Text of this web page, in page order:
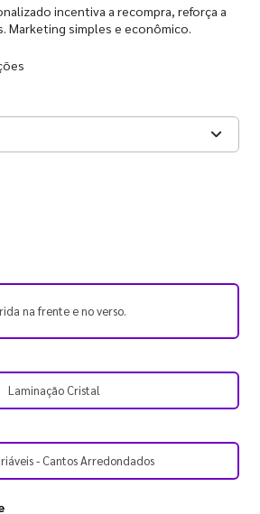
incentiva a recompra, reforça a
Marketing simples e econômico.
na frente e no verso.
Laminação Cristal
- Cantos Arredondados